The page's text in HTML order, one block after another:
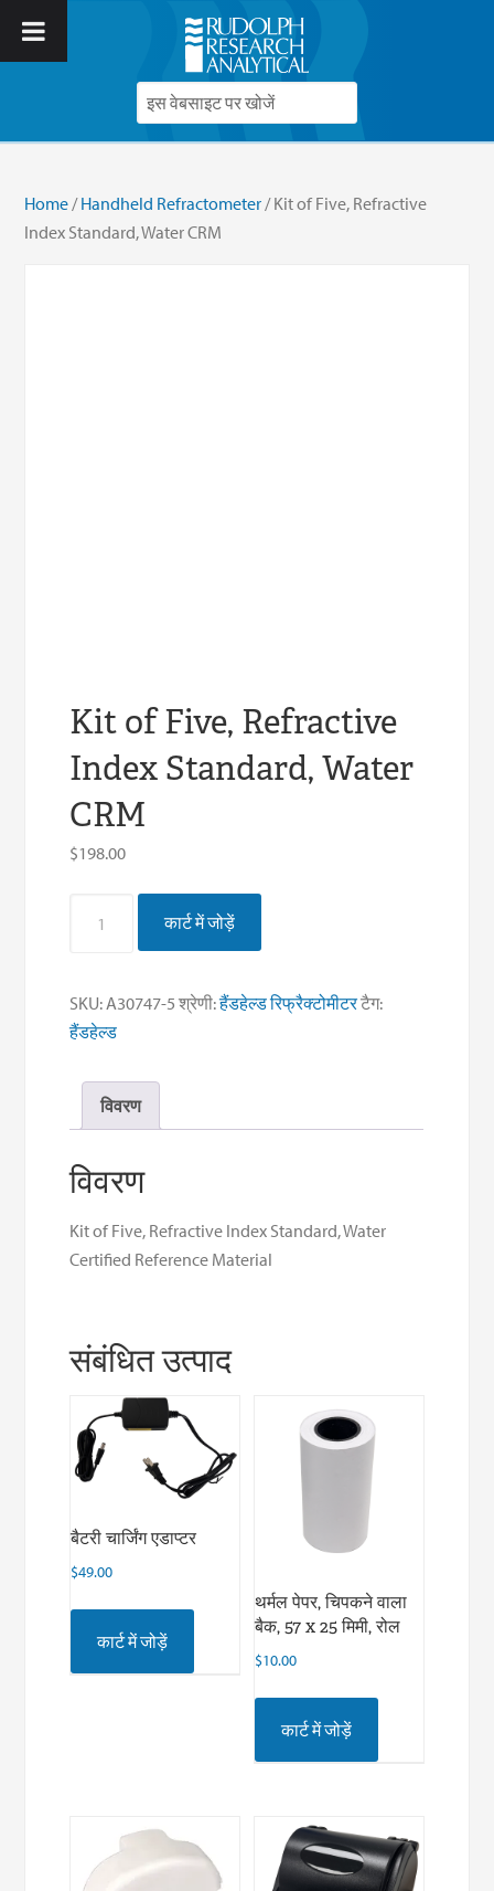
Home /Handheld Refractometer / Kit of Five, Refractive
Index Standard, Water CRM
Kit of Five, Refractive
Index Standard, Water
CRM
$198.00
Refractive
Index
Water
CRM
quantity
कार्ट में जोड़ें
SKU:A30747-5 श्रेणी:हैंडहेल्ड रिफ्रैक्टोमीटरटैग:
हैंडहेल्ड
विवरण
विवरण
Kit of Five, Refractive Index Standard, Water
Certified Reference Material
संबंधित उत्पाद
बैटरी चार्जिंग एडाप्टर
$49.00
कार्ट में जोड़ें
थर्मल पेपर, चिपकने वाला
बैक, 57 x 25 मिमी, रोल
$10.00
कार्ट में जोड़ें